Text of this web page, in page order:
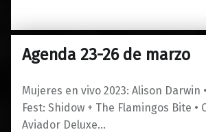
Agenda 23-26 de marzo
Mujeres en vivo 2023: Alison Darwin
Fest: Shidow + The Flamingos Bite •
Aviador Deluxe…
21/03/20230
Maravillas